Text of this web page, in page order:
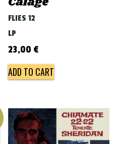
FLIES 12
LP
23,00 €
ADD TO CART